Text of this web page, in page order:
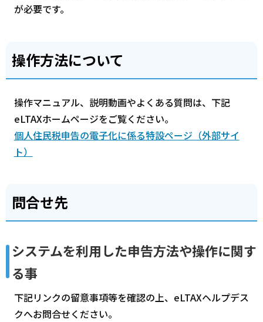
が必要です。
操作方法について
操作マニュアル、説明動画やよくある質問は、下記
eLTAXホームページをご覧ください。
個人住民税申告の電子化に係る特設ページ（外部サイ
ト）
問合せ先
システムを利用した申告方法や操作に関す
る事
下記リンクの留意事項等を確認の上、eLTAXヘルプデス
クへお問合せください。